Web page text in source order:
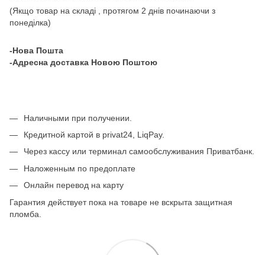
(Якщо товар на складі , протягом 2 днів починаючи з
понеділка)
-Нова Пошта
-Адресна доставка Новою Поштою
Наличными при получении.
Кредитной картой в privat24, LiqPay.
Через кассу или терминал самообслуживания Приватбанк.
Наложенным по предоплате
Онлайн перевод на карту
Гарантия действует пока на товаре не вскрыта защитная
пломба.